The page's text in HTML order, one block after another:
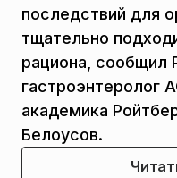
последствий для
тщательно
рациона,
гастроэнтеролог
академика
Белоусов.